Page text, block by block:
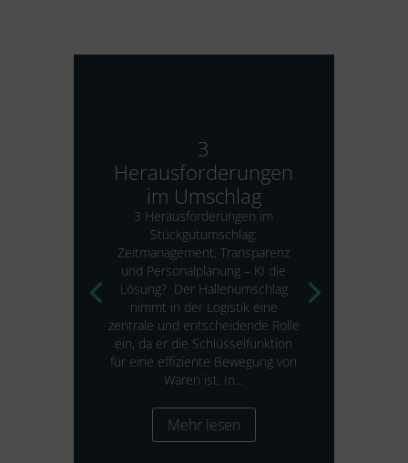
3
Herausforderungen
im Umschlag
3 Herausforderungen im
Stückgutumschlag:
Zeitmanagement, Transparenz
und Personalplanung – KI die
Lösung? Der Hallenumschlag
nimmt in der Logistik eine
zentrale und entscheidende Rolle
ein, da er die Schlüsselfunktion
für eine effiziente Bewegung von
Waren ist. In...
Mehr lesen